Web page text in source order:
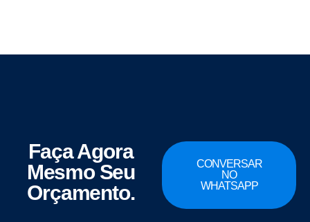
Faça Agora
Mesmo Seu
Orçamento.
CONVERSAR
NO
WHATSAPP